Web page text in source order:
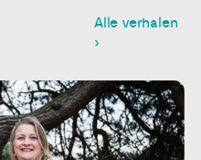
Alle verhalen
›